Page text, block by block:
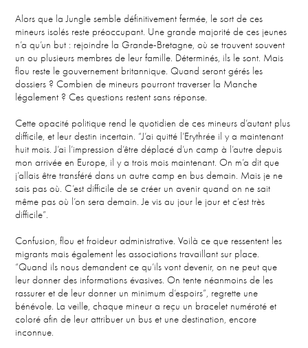
Alors que la Jungle semble définitivement fermée, le sort de ces
mineurs isolés reste préoccupant. Une grande majorité de ces jeunes
n’a qu’un but : rejoindre la Grande-Bretagne, où se trouvent souvent
un ou plusieurs membres de leur famille. Déterminés, ils le sont. Mais
flou reste le gouvernement britannique. Quand seront gérés les
dossiers ? Combien de mineurs pourront traverser la Manche
légalement ? Ces questions restent sans réponse.​
Cette opacité politique rend le quotidien de ces mineurs d’autant plus
difficile, et leur destin incertain. “J’ai quitté l’Erythrée il y a maintenant
huit mois. J’ai l’impression d’être déplacé d’un camp à l’autre depuis
mon arrivée en Europe, il y a trois mois maintenant. On m’a dit que
j’allais être transféré dans un autre camp en bus demain. Mais je ne
sais pas où. C’est difficile de se créer un avenir quand on ne sait
même pas où l’on sera demain. Je vis au jour le jour et c’est très
difficile”.​
Confusion, flou et froideur administrative. Voilà ce que ressentent les
migrants mais également les associations travaillant sur place.
“Quand ils nous demandent ce qu’ils vont devenir, on ne peut que
leur donner des informations évasives. On tente néanmoins de les
rassurer et de leur donner un minimum d’espoirs”, regrette une
bénévole. La veille, chaque mineur a reçu un bracelet numéroté et
coloré afin de leur attribuer un bus et une destination, encore
inconnue.​